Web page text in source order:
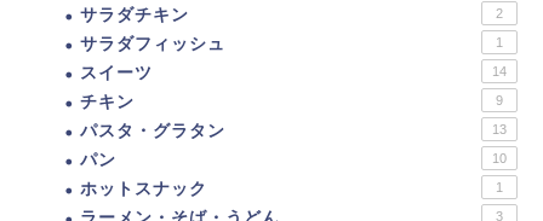
サラダチキン 2
サラダフィッシュ 1
スイーツ 14
チキン 9
パスタ・グラタン 13
パン 10
ホットスナック 1
3
ダイエットに！セブンイ
とめ。カロリーの低い食